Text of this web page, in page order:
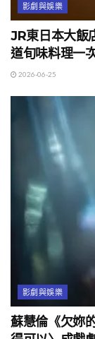
影劇與娛樂
JR東日本大飯
道旬味料理一
2026-06-25
影劇與娛樂
蘇慧倫《欠妳